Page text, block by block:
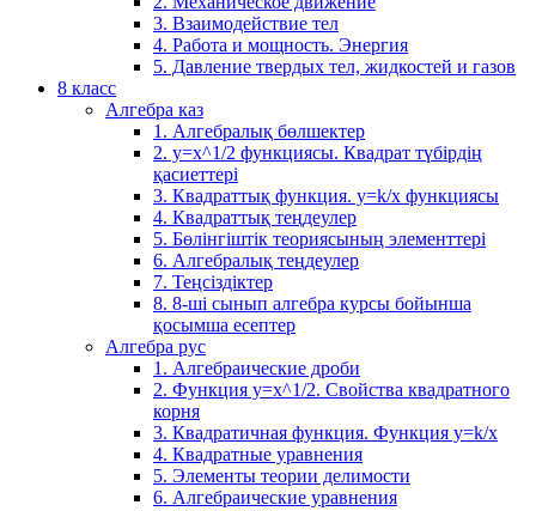
3. Взаимодействие тел
4. Работа и мощность. Энергия
5. Давление твердых тел, жидкостей и газов
8 класс
Алгебра каз
1. Алгебралық бөлшектер
2. у=х^1/2 функциясы. Квадрат түбірдің
қасиеттері
3. Квадраттық функция. у=k/x функциясы
4. Квадраттық теңдеулер
5. Бөлінгіштік теориясының элементтері
6. Алгебралық теңдеулер
7. Теңсіздіктер
8. 8-ші сынып алгебра курсы бойынша
қосымша есептер
Алгебра рус
1. Алгебраические дроби
2. Функция y=x^1/2. Свойства квадратного
корня
3. Квадратичная функция. Функция у=k/x
4. Квадратные уравнения
5. Элементы теории делимости
6. Алгебраические уравнения